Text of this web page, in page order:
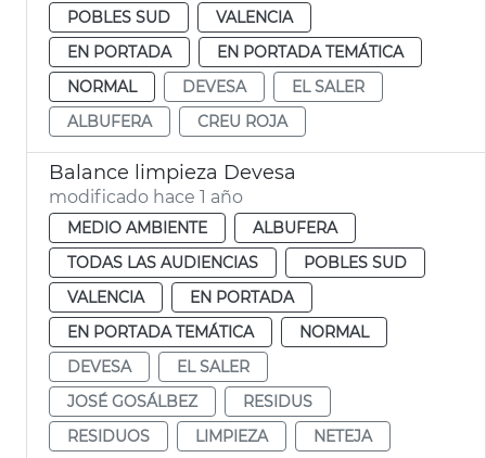
POBLES SUD
VALENCIA
EN PORTADA
EN PORTADA TEMÁTICA
NORMAL
DEVESA
EL SALER
ALBUFERA
CREU ROJA
Balance limpieza Devesa
modificado hace 1 año
MEDIO AMBIENTE
ALBUFERA
TODAS LAS AUDIENCIAS
POBLES SUD
VALENCIA
EN PORTADA
EN PORTADA TEMÁTICA
NORMAL
DEVESA
EL SALER
JOSÉ GOSÁLBEZ
RESIDUS
RESIDUOS
LIMPIEZA NETEJA